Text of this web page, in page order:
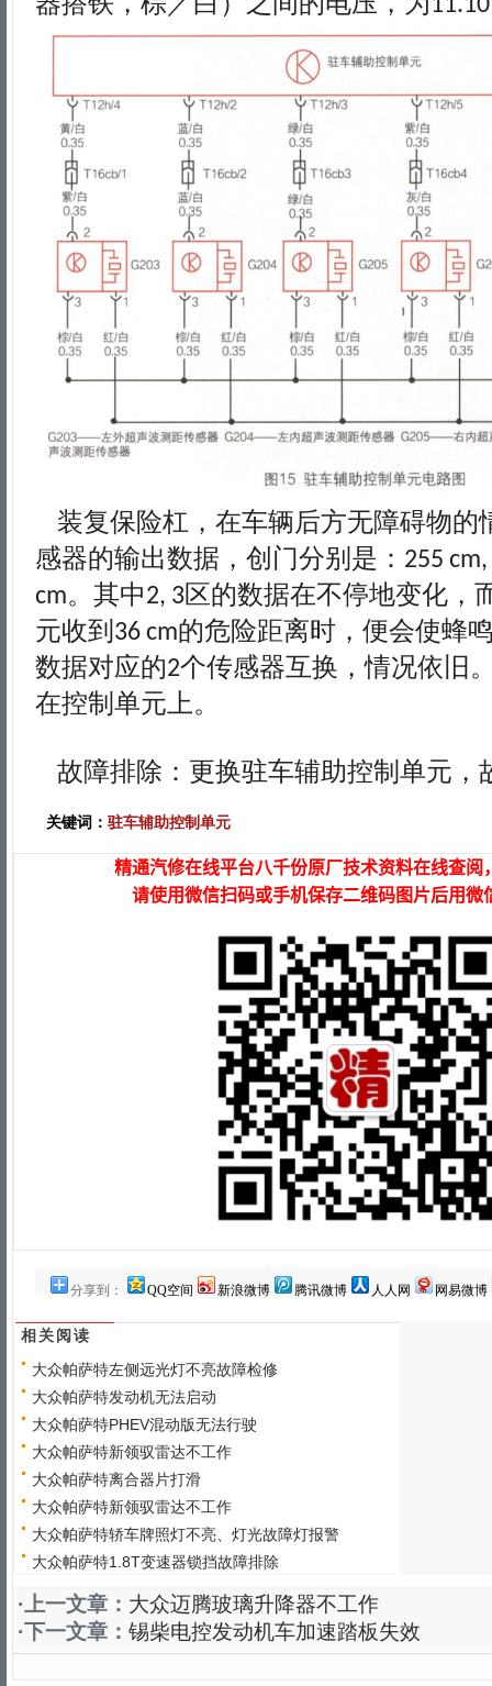
装复保险杠，在车辆后方无障碍物的
感器的输出数据，创门分别是： 255
cm。其中2, 3区的数据在不停地变化，
元收到 36 cm的危险距离时，便会使蜂
数据对应的2个传感器互换，情况依旧
在控制单元上。
故障排除：更换驻车辅助控制单元，
关键词： 驻车辅助控制单元
分享到： QQ空间 新浪微博 腾讯微博 人人网 网易微博
相关阅读
大众帕萨特左侧远光灯不亮故障检修
大众帕萨特发动机无法启动
大众帕萨特PHEV混动版无法行驶
大众帕萨特新领驭雷达不工作
大众帕萨特离合器片打滑
大众帕萨特新领驭雷达不工作
大众帕萨特轿车牌照灯不亮、灯光故障灯报警
大众帕萨特1.8T变速器锁挡故障排除
·上一文章： 大众迈腾玻璃升降器不工作
·下一文章： 锡柴电控发动机车加速踏板失效